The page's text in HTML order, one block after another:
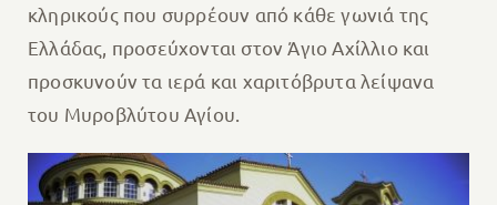
κληρικούς που συρρέουν από κάθε γωνιά της
Ελλάδας, προσεύχονται στον Άγιο Αχίλλιο και
προσκυνούν τα ιερά και χαριτόβρυτα λείψανα
του Μυροβλύτου Αγίου.